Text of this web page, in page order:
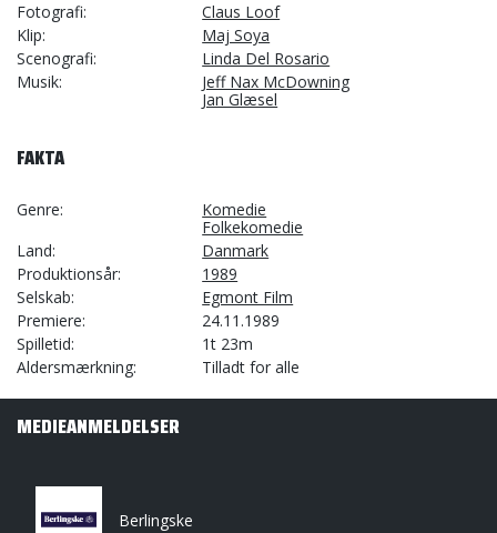
Fotografi
Claus Loof
Klip
Maj Soya
Scenografi
Linda Del Rosario
Musik
Jeff Nax McDowning
Jan Glæsel
FAKTA
Genre
Komedie
Folkekomedie
Land
Danmark
Produktionsår
1989
Selskab
Egmont Film
Premiere
24.11.1989
Spilletid
1t 23m
Aldersmærkning
Tilladt for alle
MEDIEANMELDELSER
Berlingske